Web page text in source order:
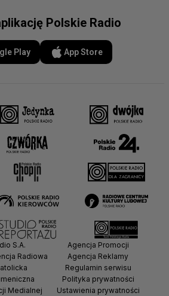
Polskie Radio
Play App Store
S.A.
Radiowa
Medialnej
Agencja Promocji
Agencja Reklamy
Regulamin serwisu
Polityka prywatności
Ustawienia prywatności